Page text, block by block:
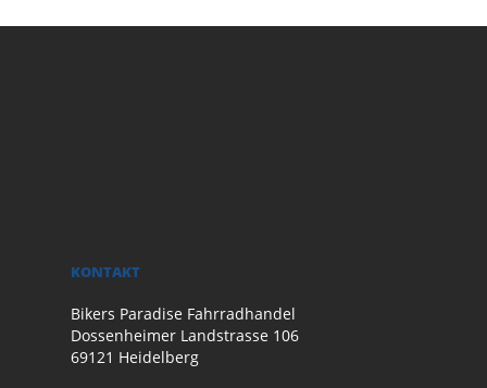
KONTAKT
Bikers Paradise Fahrradhandel
Dossenheimer Landstrasse 106
69121 Heidelberg